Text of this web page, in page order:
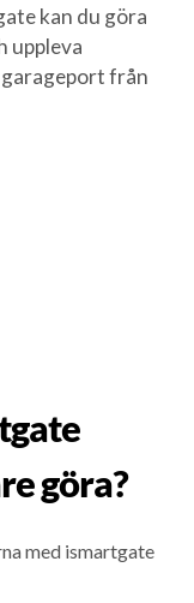
kan du göra
uppleva
från
göra?
med ismartgate